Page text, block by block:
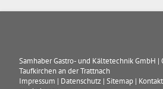
Samhaber Gastro- und Kältetechnik GmbH |
Taufkirchen an der Trattnach
Impressum | Datenschutz |Sitemap | Kontakt